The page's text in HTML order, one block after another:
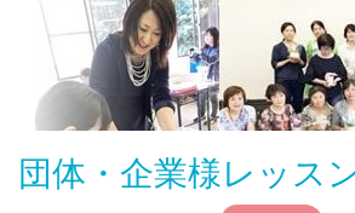
団体・企業様レッス